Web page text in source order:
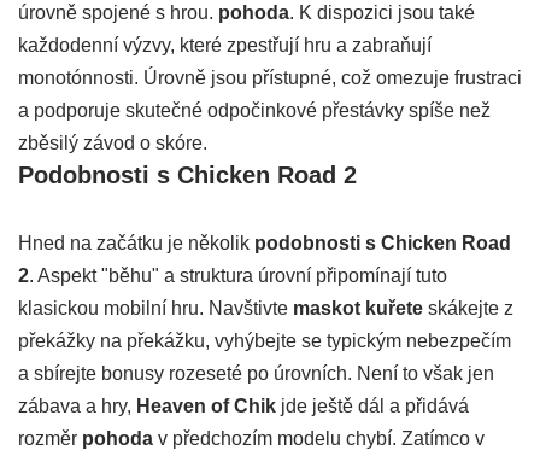
úrovně spojené s hrou. pohoda. K dispozici jsou také
každodenní výzvy, které zpestřují hru a zabraňují
monotónnosti. Úrovně jsou přístupné, což omezuje frustraci
a podporuje skutečné odpočinkové přestávky spíše než
zběsilý závod o skóre.
Podobnosti s Chicken Road 2
Hned na začátku je několik podobnosti s Chicken Road
2. Aspekt "běhu" a struktura úrovní připomínají tuto
klasickou mobilní hru. Navštivte maskot kuřete skákejte z
překážky na překážku, vyhýbejte se typickým nebezpečím
a sbírejte bonusy rozeseté po úrovních. Není to však jen
zábava a hry, Heaven of Chik jde ještě dál a přidává
rozměr pohoda v předchozím modelu chybí. Zatímco v